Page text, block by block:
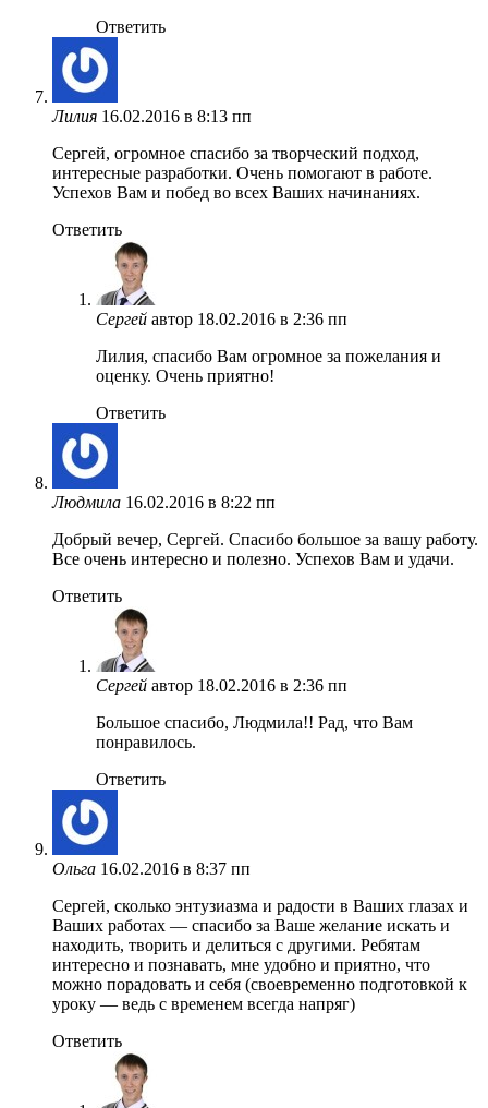
Ответить
Лилия 16.02.2016 в 8:13 пп
Сергей, огромное спасибо за творческий подход,
интересные разработки. Очень помогают в работе.
Успехов Вам и побед во всех Ваших начинаниях.
Ответить
Сергей автор 18.02.2016 в 2:36 пп
Лилия, спасибо Вам огромное за пожелания и
оценку. Очень приятно!
Ответить
Людмила 16.02.2016 в 8:22 пп
Добрый вечер, Сергей. Спасибо большое за вашу работу.
Все очень интересно и полезно. Успехов Вам и удачи.
Ответить
Сергей автор 18.02.2016 в 2:36 пп
Большое спасибо, Людмила!! Рад, что Вам
понравилось.
Ответить
Ольга 16.02.2016 в 8:37 пп
Сергей, сколько энтузиазма и радости в Ваших глазах и
Ваших работах — спасибо за Ваше желание искать и
находить, творить и делиться с другими. Ребятам
интересно и познавать, мне удобно и приятно, что
можно порадовать и себя (своевременно подготовкой к
уроку — ведь с временем всегда напряг)
Ответить